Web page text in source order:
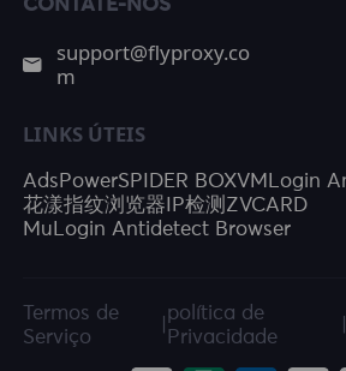
CONTATE-NOS
support@flyproxy.co
m
LINKS ÚTEIS
AdsPowerSPIDER BOXVMLogin
花漾指纹浏览器 IP检测 ZVCARD
MuLogin Antidetect Browser
Termos de
Serviço
política de
Privacidade